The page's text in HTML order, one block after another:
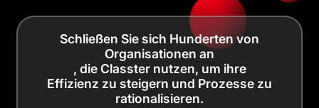
Schließen Sie sich Hunderten von
Organisationen an
, die Classter nutzen, um ihre
Effizienz zu steigern und Prozesse zu
rationalisieren.